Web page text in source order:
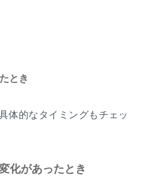
とき
体的なタイミングもチェッ
化があったとき